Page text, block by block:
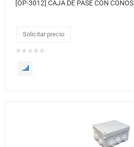
[OP-3012] CAJA DE PASE CON CONOS
Solicitar precio